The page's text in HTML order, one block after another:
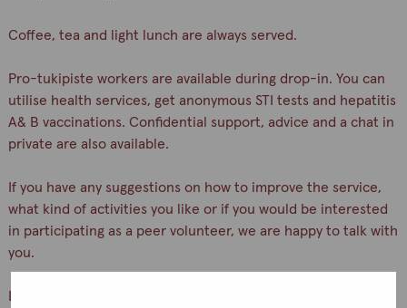
Coffee, tea and light lunch are always served.
Pro-tukipiste workers are available during drop-in. You can
utilise health services, get anonymous STI tests and hepatitis
A& B vaccinations. Confidential support, advice and a chat in
private are also available.
If you have any suggestions on how to improve the service,
what kind of activities you like or if you would be interested
in participating as a peer volunteer, we are happy to talk with
you.